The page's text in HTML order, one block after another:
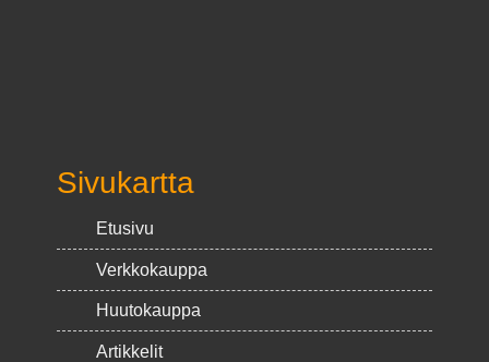
Sivukartta
Etusivu
Verkkokauppa
Huutokauppa
Artikkelit